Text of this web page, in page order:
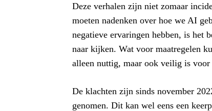
Deze verhalen zijn niet zomaar
moeten nadenken over hoe we AI
negatieve ervaringen hebben, is het
naar kijken. Wat voor maatregelen
alleen nuttig, maar ook veilig is voor
De klachten zijn sinds november
genomen. Dit kan wel eens een